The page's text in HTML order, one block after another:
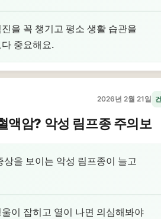
을 꼭 챙기고 평소 생활 습관을
중요해요.
2026년 2월 21일
액암? 악성 림프종 주의보
상을 보이는 악성 림프종이 늘고
이 잡히고 열이 나면 의심해봐야